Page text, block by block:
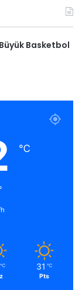
Basketbol
℃
℃ 31 ℃
Pts